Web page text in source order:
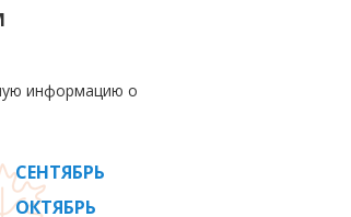
информацию о
СЕНТЯБРЬ
ОКТЯБРЬ